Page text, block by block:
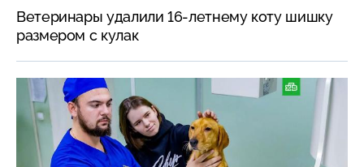
Ветеринары удалили 16-летнему коту шишку
размером с кулак